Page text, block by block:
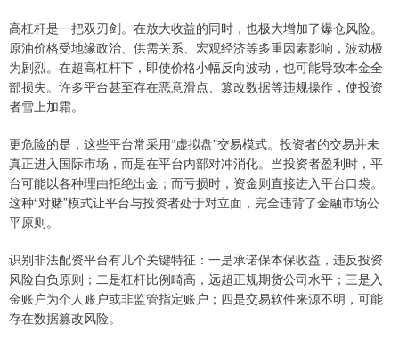
高杠杆是一把双刃剑。在放大收益的同时，也极大增加了爆仓风险。
原油价格受地缘政治、供需关系、宏观经济等多重因素影响，波动极
为剧烈。在超高杠杆下，即使价格小幅反向波动，也可能导致本金全
部损失。许多平台甚至存在恶意滑点、篡改数据等违规操作，使投资
者雪上加霜。
更危险的是，这些平台常采用“虚拟盘”交易模式。投资者的交易并未
真正进入国际市场，而是在平台内部对冲消化。当投资者盈利时，平
台可能以各种理由拒绝出金；而亏损时，资金则直接进入平台口袋。
这种“对赌”模式让平台与投资者处于对立面，完全违背了金融市场公
平原则。
识别非法配资平台有几个关键特征：一是承诺保本保收益，违反投资
风险自负原则；二是杠杆比例畸高，远超正规期货公司水平；三是入
金账户为个人账户或非监管指定账户；四是交易软件来源不明，可能
存在数据篡改风险。